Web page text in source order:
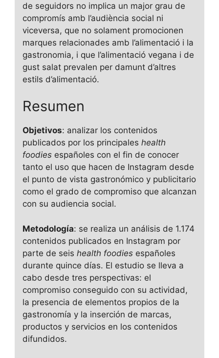
de seguidors no implica un major grau de
compromís amb l’audiència social ni
viceversa, que no solament promocionen
marques relacionades amb l’alimentació i la
gastronomia, i que l’alimentació vegana i de
gust salat prevalen per damunt d’altres
estils d’alimentació.
Resumen
Objetivos: analizar los contenidos
publicados por los principales health
foodiesespañoles con el fin de conocer
tanto el uso que hacen de Instagram desde
el punto de vista gastronómico y publicitario
como el grado de compromiso que alcanzan
con su audiencia social.
Metodología: se realiza un análisis de 1.174
contenidos publicados en Instagram por
parte de seis health foodiesespañoles
durante quince días. El estudio se lleva a
cabo desde tres perspectivas: el
compromiso conseguido con su actividad,
la presencia de elementos propios de la
gastronomía y la inserción de marcas,
productos y servicios en los contenidos
difundidos.